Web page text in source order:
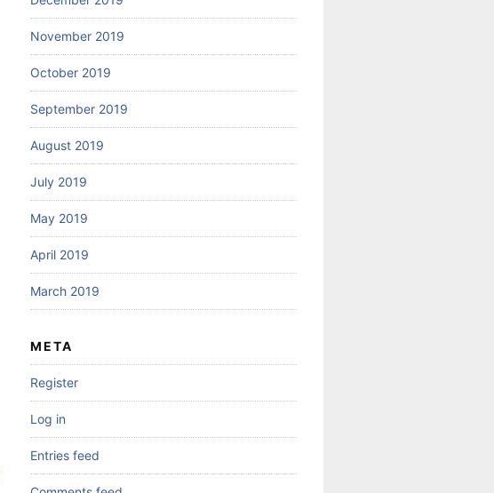
November 2019
October 2019
September 2019
August 2019
July 2019
May 2019
April 2019
March 2019
META
Register
Log in
Entries feed